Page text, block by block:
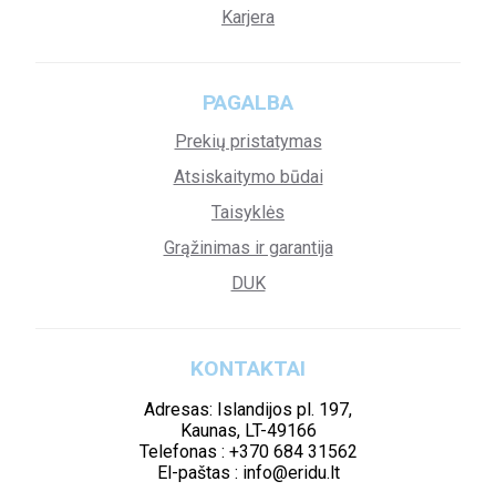
Karjera
PAGALBA
Prekių pristatymas
Atsiskaitymo būdai
Taisyklės
Grąžinimas ir garantija
DUK
KONTAKTAI
Adresas: Islandijos pl. 197,
Kaunas, LT-49166
Telefonas : +370 684 31562
El-paštas : info@eridu.lt